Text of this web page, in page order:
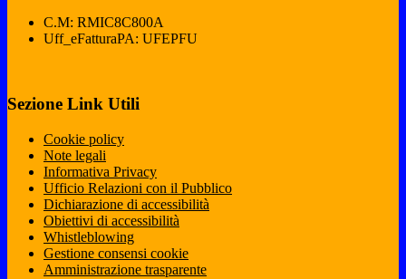
C.M: RMIC8C800A
Uff_eFatturaPA: UFEPFU
Sezione Link Utili
Cookie policy
Note legali
Informativa Privacy
Ufficio Relazioni con il Pubblico
Dichiarazione di accessibilità
Obiettivi di accessibilità
Whistleblowing
Gestione consensi cookie
Amministrazione trasparente